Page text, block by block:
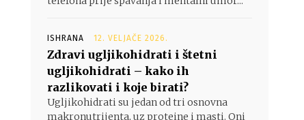
ISHRANA 12. VELJAČE 2026.
Zdravi ugljikohidrati i štetni
ugljikohidrati – kako ih
razlikovati i koje birati?
Ugljikohidrati su jedan od tri osnovna
makronutrijenta, uz proteine i masti. Oni